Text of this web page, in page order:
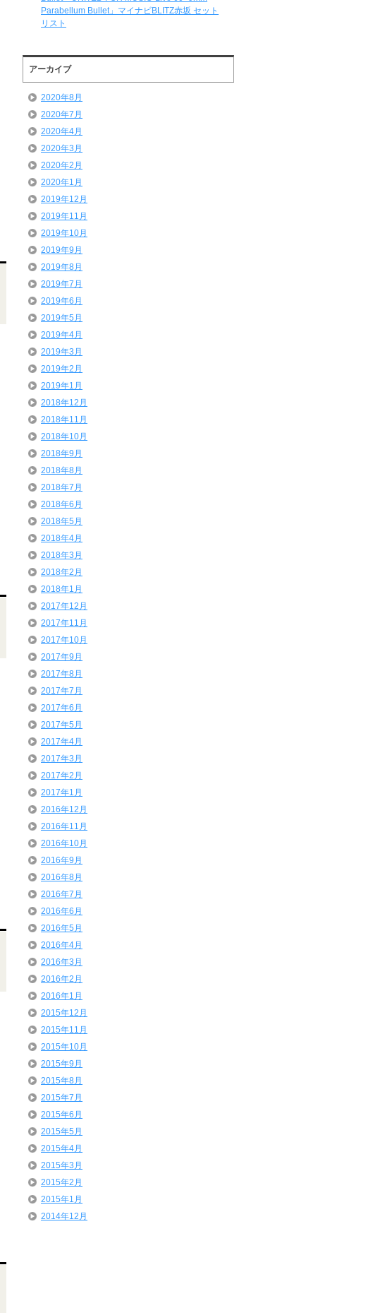
Parabellum Bullet」マイナビBLITZ赤坂 セット
リスト
アーカイブ
2020年8月
2020年7月
2020年4月
2020年3月
2020年2月
2020年1月
2019年12月
2019年11月
2019年10月
2019年9月
2019年8月
2019年7月
2019年6月
2019年5月
2019年4月
2019年3月
2019年2月
2019年1月
2018年12月
2018年11月
2018年10月
2018年9月
2018年8月
2018年7月
2018年6月
2018年5月
2018年4月
2018年3月
2018年2月
2018年1月
2017年12月
2017年11月
2017年10月
2017年9月
2017年8月
2017年7月
2017年6月
2017年5月
2017年4月
2017年3月
2017年2月
2017年1月
2016年12月
2016年11月
2016年10月
2016年9月
2016年8月
2016年7月
2016年6月
2016年5月
2016年4月
2016年3月
2016年2月
2016年1月
2015年12月
2015年11月
2015年10月
2015年9月
2015年8月
2015年7月
2015年6月
2015年5月
2015年4月
2015年3月
2015年2月
2015年1月
2014年12月